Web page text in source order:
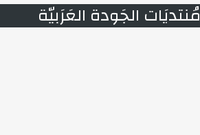
مُنتديَات الجَودة العَرَبيّة